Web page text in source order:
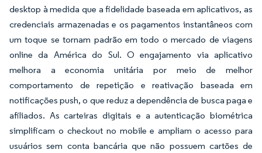
desktop à medida que a fidelidade baseada em aplicativos, as
credenciais armazenadas e os pagamentos instantâneos com
um toque se tornam padrão em todo o mercado de viagens
online da América do Sul. O engajamento via aplicativo
melhora a economia unitária por meio de melhor
comportamento de repetição e reativação baseada em
notificações push, o que reduz a dependência de busca paga e
afiliados. As carteiras digitais e a autenticação biométrica
simplificam o checkout no mobile e ampliam o acesso para
usuários sem conta bancária que não possuem cartões de